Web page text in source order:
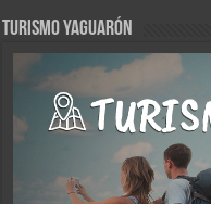
TURISMO YAGUARÓN